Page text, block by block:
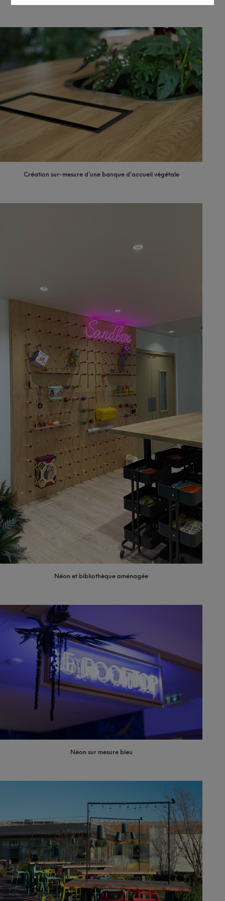
Création sur-mesure d'une banque d'accueil végétale
Néon et bibliothèque aménagée
Néon sur mesure bleu